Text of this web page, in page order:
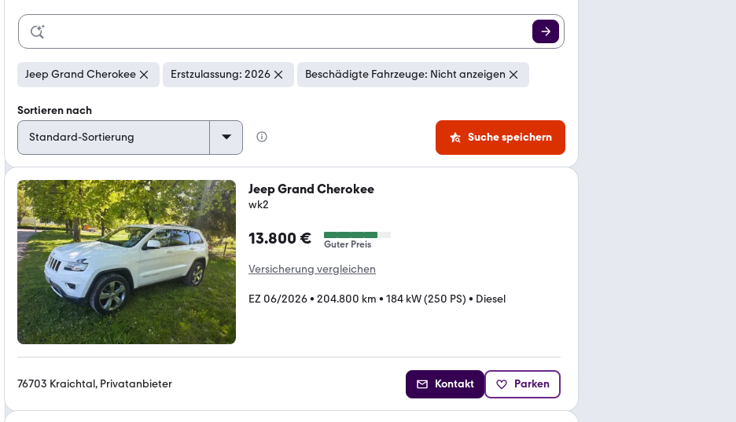
Jeep Grand Cherokee Erstzulassung: 2026 Beschädigte Fahrzeuge: Nicht anzeigen
Sortieren nach
Suche speichern
Jeep Grand Cherokee
wk2
13.800 € Guter Preis
Versicherung vergleichen
EZ 06/2026• 204.800 km • 184 kW (250 PS) • Diesel
76703 Kraichtal, Privatanbieter Kontakt Parken